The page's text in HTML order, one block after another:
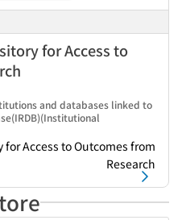
for Access to
and databases linked to
Access to Outcomes from
Research